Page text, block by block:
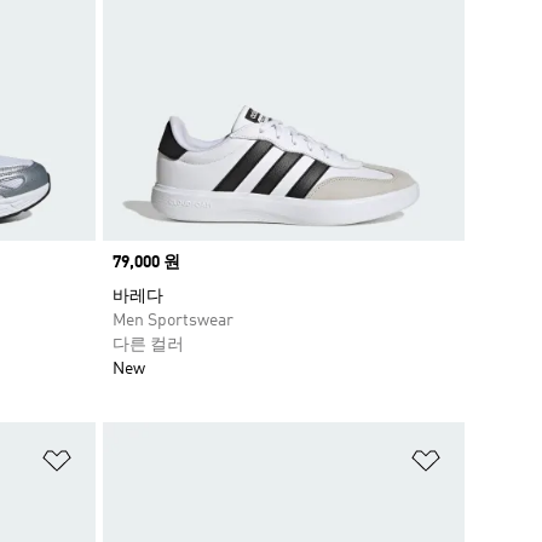
Price
79,000 원
바레다
Men Sportswear
다른 컬러
New